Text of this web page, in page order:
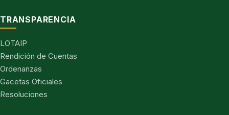
TRANSPARENCIA
LOTAIP
Rendición de Cuentas
Ordenanzas
Gacetas Oficiales
Resoluciones